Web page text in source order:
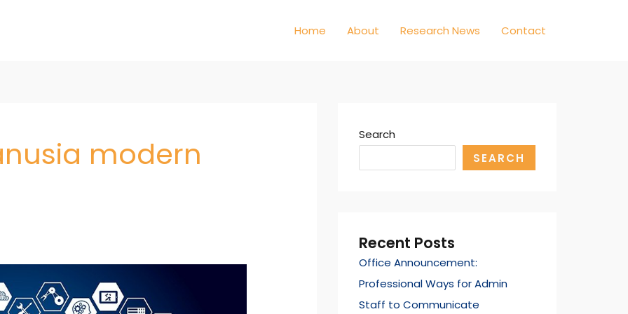
Home About Research News Contact
modern
Search
SEARCH
Recent Posts
Office Announcement:
Professional Ways for Admin
Staff to Communicate